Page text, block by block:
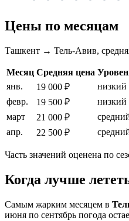
Цены по месяцам
Ташкент → Тель-Авив,
Месяц Средняя цена
янв.
19 000 ₽ низкий
февр.
19 500 ₽ низкий
март
21 000 ₽
апр.
22 500 ₽
Часть значений оценена по
Когда лучше
Самым жарким месяцем в
июня по сентябрь погода